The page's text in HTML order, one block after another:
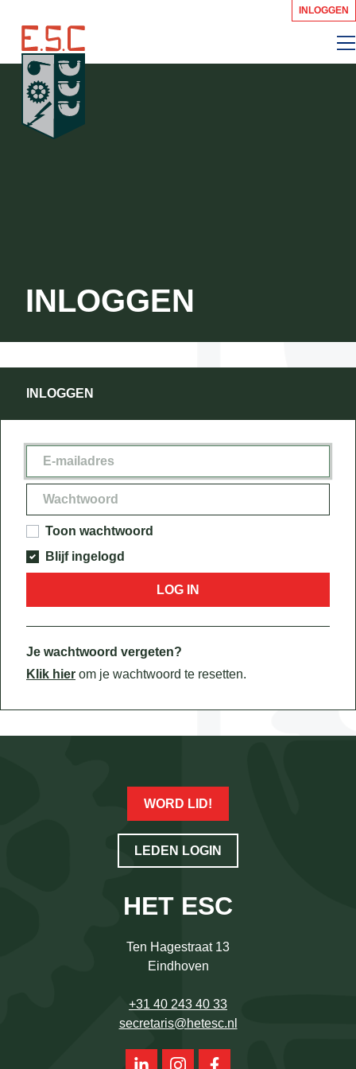
INLOGGEN
INLOGGEN
INLOGGEN
Toon wachtwoord
Blijf ingelogd
LOG IN
Je wachtwoord vergeten?
Klik hier om je wachtwoord te resetten.
HET ESC
Ten Hagestraat 13
Eindhoven
+31 40 243 40 33
secretaris@hetesc.nl
WORD LID!
LEDEN LOGIN